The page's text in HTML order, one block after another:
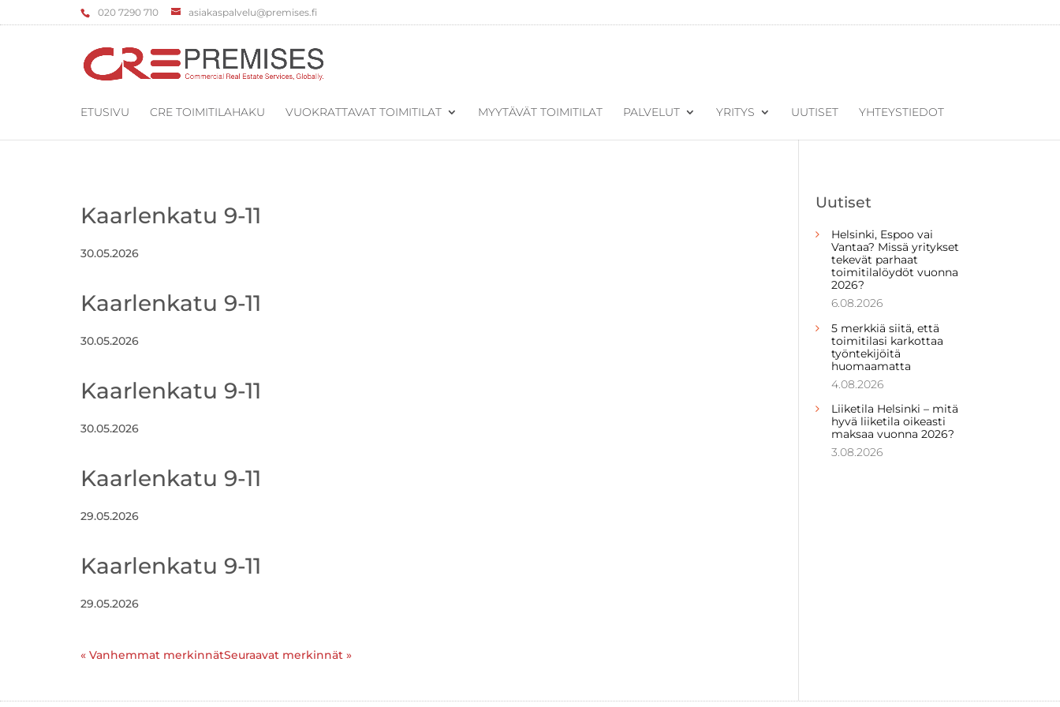
‌020 7290 710 asiakaspalvelu@premises.fi
ETUSIVU CRE TOIMITILAHAKU VUOKRATTAVAT TOIMITILAT MYYTÄVÄT TOIMITILAT PALVELUT YRITYS UUTISET YHTEYSTIEDOT
Kaarlenkatu 9-11
30.05.2026
Kaarlenkatu 9-11
30.05.2026
Kaarlenkatu 9-11
30.05.2026
Kaarlenkatu 9-11
29.05.2026
Kaarlenkatu 9-11
29.05.2026
« Vanhemmat merkinnätSeuraavat merkinnät »
Uutiset
Helsinki, Espoo vai
Vantaa? Missä yritykset
tekevät parhaat
toimitilalöydöt vuonna
2026?
6.08.2026
5 merkkiä siitä, että
toimitilasi karkottaa
työntekijöitä
huomaamatta
4.08.2026
Liiketila Helsinki – mitä
hyvä liiketila oikeasti
maksaa vuonna 2026?
3.08.2026